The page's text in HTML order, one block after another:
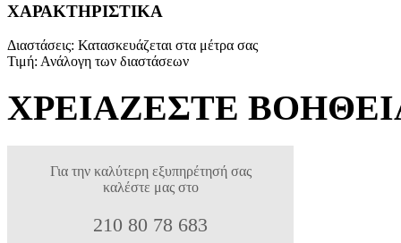
ΧΑΡΑΚΤΗΡΙΣΤΙΚΑ
Διαστάσεις: Κατασκευάζεται στα μέτρα σας
Τιμή: Ανάλογη των διαστάσεων
ΧΡΕΙΑΖΕΣΤΕ
Για την καλύτερη εξυπηρέτησή σας
καλέστε μας στο
210 80 78 683